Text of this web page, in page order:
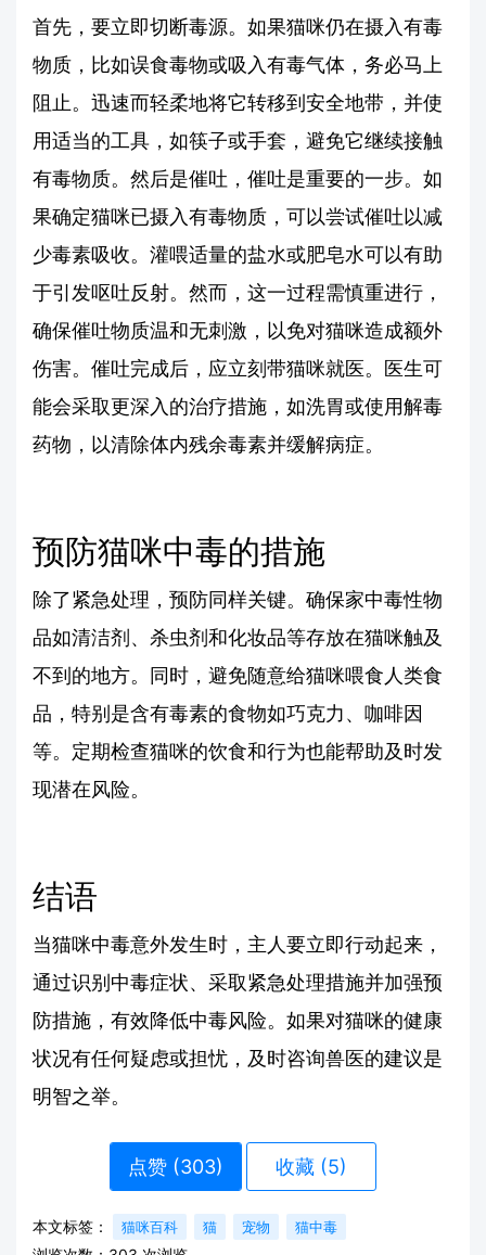
首先，要立即切断毒源。如果猫咪仍在摄入有毒
物质，比如误食毒物或吸入有毒气体，务必马上
阻止。迅速而轻柔地将它转移到安全地带，并使
用适当的工具，如筷子或手套，避免它继续接触
有毒物质。然后是催吐，催吐是重要的一步。如
果确定猫咪已摄入有毒物质，可以尝试催吐以减
少毒素吸收。灌喂适量的盐水或肥皂水可以有助
于引发呕吐反射。然而，这一过程需慎重进行，
确保催吐物质温和无刺激，以免对猫咪造成额外
伤害。催吐完成后，应立刻带猫咪就医。医生可
能会采取更深入的治疗措施，如洗胃或使用解毒
药物，以清除体内残余毒素并缓解病症。
预防猫咪中毒的措施
除了紧急处理，预防同样关键。确保家中毒性物
品如清洁剂、杀虫剂和化妆品等存放在猫咪触及
不到的地方。同时，避免随意给猫咪喂食人类食
品，特别是含有毒素的食物如巧克力、咖啡因
等。定期检查猫咪的饮食和行为也能帮助及时发
现潜在风险。
结语
当猫咪中毒意外发生时，主人要立即行动起来，
通过识别中毒症状、采取紧急处理措施并加强预
防措施，有效降低中毒风险。如果对猫咪的健康
状况有任何疑虑或担忧，及时咨询兽医的建议是
明智之举。
点赞 (303) 收藏 (5)
本文标签： 猫咪百科 猫 宠物 猫中毒